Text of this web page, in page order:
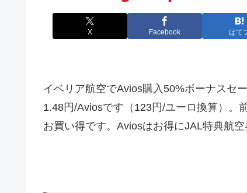
X Facebook はて
イベリア航空でAvios購入50%ボーナスセ
1.48円/Aviosです（123円/ユーロ換算）。
お買い得です。Aviosはお得にJAL特典航空